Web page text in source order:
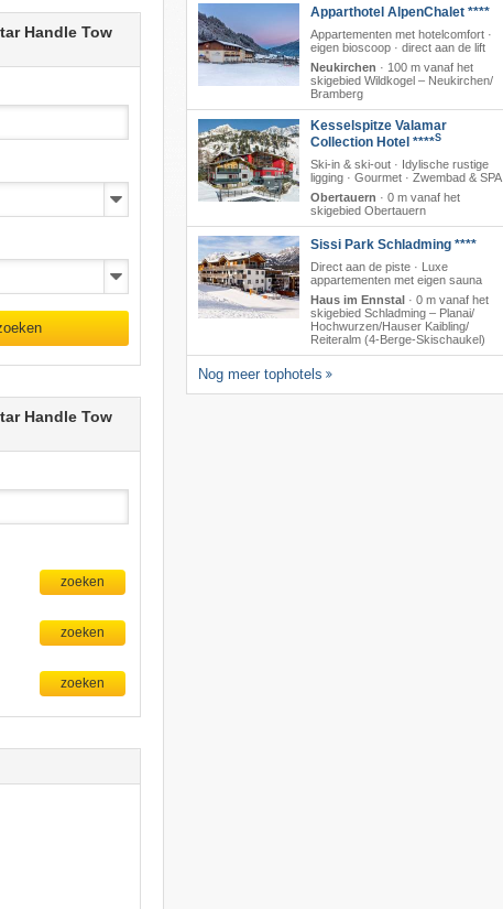
Handle Tow
Handle Tow
Apparthotel AlpenChalet ****
Appartementen met hotelcomfort ·
eigen bioscoop · direct aan de lift
Neukirchen · 100 m vanaf het
skigebied Wildkogel – Neukirchen/​
Bramberg
Kesselspitze Valamar
Collection Hotel ****S
Ski-in & ski-out · Idylische rustige
ligging · Gourmet · Zwembad & SPA
Obertauern · 0 m vanaf het
skigebied Obertauern
Sissi Park Schladming ****
Direct aan de piste · Luxe
appartementen met eigen sauna
Haus im Ennstal· 0 m vanaf het
skigebied Schladming – Planai/​
Hochwurzen/​Hauser Kaibling/​
Reiteralm (4-Berge-Skischaukel)
Nog meer tophotels